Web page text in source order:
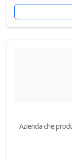
Azienda che